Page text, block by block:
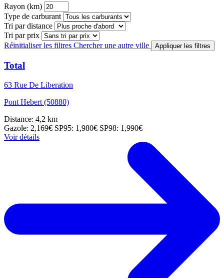
Rayon (km)
Type de carburant
Tri par distance
Tri par prix
Réinitialiser les filtres Chercher une autre ville Appliquer les filtres
Total
63 Rue De Liberation
Pont Hebert (50880)
Distance: 4,2 km
Gazole: 2,169€ SP95: 1,980€ SP98: 1,990€
Voir détails